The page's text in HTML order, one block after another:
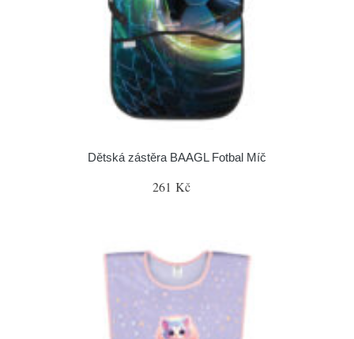
Dětská zástěra BAAGL Fotbal Míč
261 Kč